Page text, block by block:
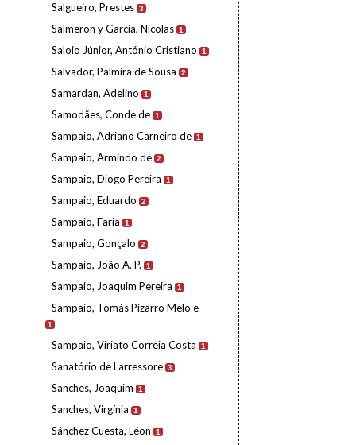
Salgueiro, Prestes 3
Salmeron y Garcia, Nicolas 1
Saloio Júnior, António Cristiano 1
Salvador, Palmira de Sousa 2
Samardan, Adelino 1
Samodães, Conde de 1
Sampaio, Adriano Carneiro de 1
Sampaio, Armindo de 2
Sampaio, Diogo Pereira 1
Sampaio, Eduardo 2
Sampaio, Faria 1
Sampaio, Gonçalo 2
Sampaio, João A. P. 1
Sampaio, Joaquim Pereira 1
Sampaio, Tomás Pizarro Melo e
1
Sampaio, Viriato Correia Costa 1
Sanatório de Larressore 3
Sanches, Joaquim 1
Sanches, Virgínia 1
Sánchez Cuesta, Léon 1